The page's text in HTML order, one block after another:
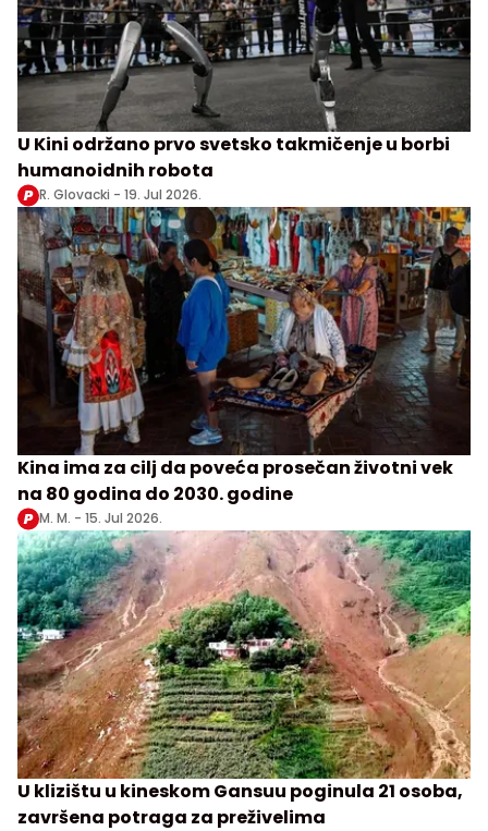
U Kini održano prvo svetsko takmičenje u borbi
humanoidnih robota
R. Glovacki - 19. Jul 2026.
Kina ima za cilj da poveća prosečan životni vek
na 80 godina do 2030. godine
M. M. - 15. Jul 2026.
U klizištu u kineskom Gansuu poginula 21 osoba,
završena potraga za preživelima